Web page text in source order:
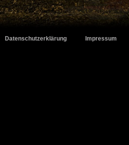
Datenschutzerklärung Impressum